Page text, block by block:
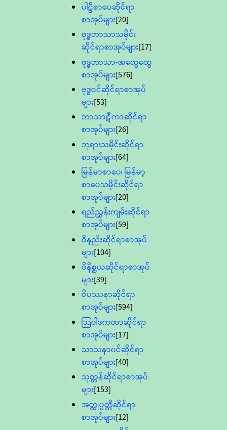
ပါဠိစာပေဆိုင်ရာ
စာအုပ်များ[20]
ဗုဒ္ဓဘာသာသမိုင်း
ဆိုင်ရာစာအုပ်များ[17]
ဗုဒ္ဓဘာသာ-အထွေထွေ
စာအုပ်များ[576]
ဗုဒ္ဓဝင်ဆိုင်ရာစာအုပ်
များ[53]
ဘာသာဋီကာဆိုင်ရာ
စာအုပ်များ[26]
ဘုရားသမိုင်းဆိုင်ရာ
စာအုပ်များ[64]
မြန်မာစာပေ၊ မြန်မာ့
စာပေသမိုင်းဆိုင်ရာ
စာအုပ်များ[20]
ရည်ညွှန်းကျမ်းဆိုင်ရာ
စာအုပ်များ[59]
ဝိနည်းဆိုင်ရာစာအုပ်
များ[104]
ဝိနိစ္ဆယဆိုင်ရာစာအုပ်
များ[39]
ဝိပဿနာဆိုင်ရာ
စာအုပ်များ[594]
သြဝါဒကထာဆိုင်ရာ
စာအုပ်များ[17]
သာသနာ၀င်ဆိုင်ရာ
စာအုပ်များ[40]
သုတ္တန်ဆိုင်ရာစာအုပ်
များ[153]
အတ္ထုပ္ပတ္တိဆိုင်ရာ
စာအုပ်များ[12]